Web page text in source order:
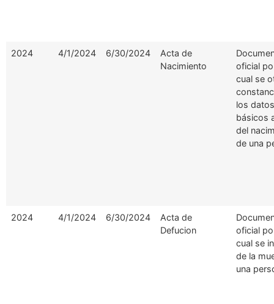
2024 4/1/2024 6/30/2024
Acta de
Nacimiento
oficial
cual se
los datos
básicos
del
de una
2024 4/1/2024 6/30/2024
Acta de
Defucion
oficial
cual se
de la
una